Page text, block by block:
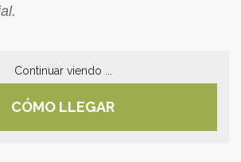
Continuar viendo ...
CÓMO LLEGAR